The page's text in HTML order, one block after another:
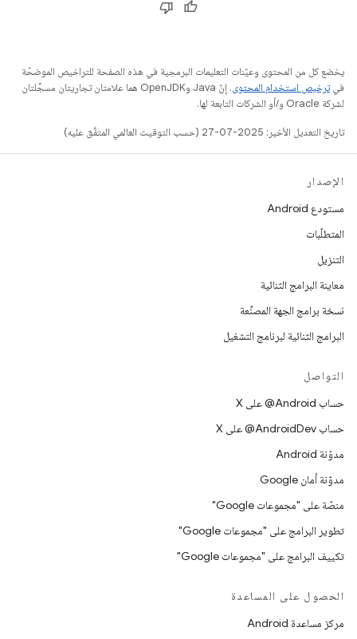
يخضع كل من المحتوى وعيّنات التعليمات البرمجية في هذه الصفحة للتراخيص الموضحّة
فيترخيص استخدام المحتوى
. إنّ Java وOpenJDK هما علامتان تجاريتان مسجَّلتان
لشركة Oracle و/أو الشركات التابعة لها.
تاريخ التعديل الأخير: 2025-07-27 (حسب التوقيت العالمي المتفَّق عليه)
الإصدار
مستودع Android
المتطلّبات
التنزيل
معاينة البرامج الثنائية
نسخة برامج الجهة المصنِّعة
البرامج الثنائية لبرنامج التشغيل
التواصل
حساب ‎@Android على X
حساب ‎@AndroidDev على X
مدوّنة Android
مدوّنة أمان Google
منصّة على "مجموعات Google"
تطوير البرامج على "مجموعات Google"
تكييف البرامج على "مجموعات Google"
الحصول على المساعدة
مركز مساعدة Android